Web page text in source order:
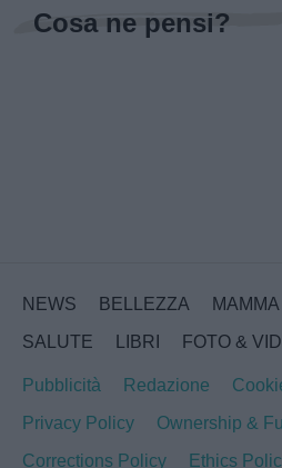
Cosa ne pensi?
NEWS BELLEZZA MAMMA
SALUTE
LIBRI FOTO &
Pubblicità Redazione
Privacy Policy
Ownership &
Corrections Policy
Ethics